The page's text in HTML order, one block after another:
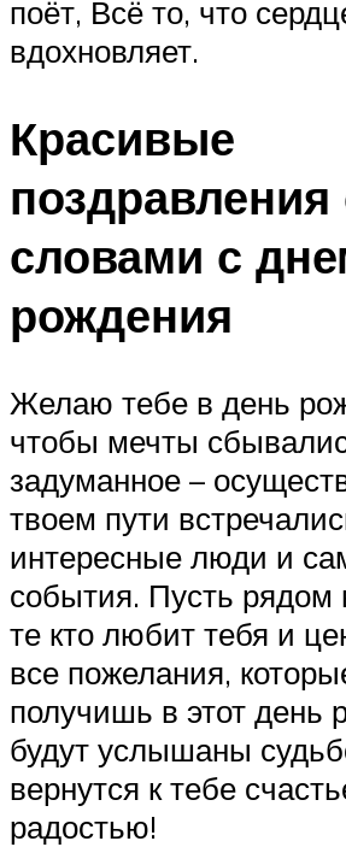
поёт, Всё то, что
вдохновляет.
Красивые
словами с
рождения
Желаю тебе в день
чтобы мечты
задуманное –
твоем пути
интересные люди и
события. Пусть рядом
те кто любит тебя и
все пожелания,
получишь в этот день
будут услышаны
вернутся к тебе
радостью!